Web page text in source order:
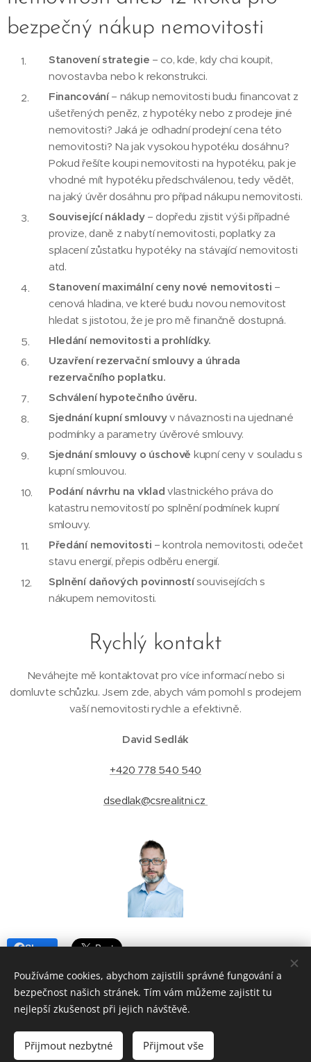
bezpečný nákup nemovitosti
Stanovení strategie – co, kde, kdy chci koupit,
novostavba nebo k rekonstrukci.
Financování– nákup nemovitosti budu financovat z
ušetřených peněz, z hypotéky nebo z prodeje jiné
nemovitosti? Jaká je odhadní prodejní cena této
nemovitosti? Na jak vysokou hypotéku dosáhnu?
Pokud řešíte koupi nemovitosti na hypotéku, pak je
vhodné mít hypotéku předschválenou, tedy vědět,
na jaký úvěr dosáhnu pro případ nákupu nemovitosti.
Související náklady– dopředu zjistit výši případné
provize, daně z nabytí nemovitosti, poplatky za
splacení zůstatku hypotéky na stávající nemovitosti
atd.
Stanovení maximální ceny nové nemovitosti –
cenová hladina, ve které budu novou nemovitost
hledat s jistotou, že je pro mě finančně dostupná.
Hledání nemovitosti a prohlídky.
Uzavření rezervační smlouvy a úhrada
rezervačního poplatku.
Schválení hypotečního úvěru.
Sjednání kupní smlouvyv návaznosti na ujednané
podmínky a parametry úvěrové smlouvy.
Sjednání smlouvy o úschově kupní ceny v souladu s
kupní smlouvou.
Podání návrhu na vklad vlastnického práva do
katastru nemovitostí po splnění podmínek kupní
smlouvy.
Předání nemovitosti – kontrola nemovitosti, odečet
stavu energií, přepis odběru energií.
Splnění daňových povinnostísouvisejících s
nákupem nemovitosti.
Rychlý kontakt
Neváhejte mě kontaktovat pro více informací nebo si
domluvte schůzku. Jsem zde, abych vám pomohl s prodejem
vaší nemovitosti rychle a efektivně.
David Sedlák
+420 778 540 540
dsedlak@csrealitni.cz
Share
REALITNÍ - Příkop 4, Brno - střed - Zábrdovice, 602 00 |
Vytvořeno službou Webnode
Používáme cookies, abychom zajistili správné fungování a
bezpečnost našich stránek. Tím vám můžeme zajistit tu
nejlepší zkušenost při jejich návštěvě.
Přijmout nezbytné Přijmout vše